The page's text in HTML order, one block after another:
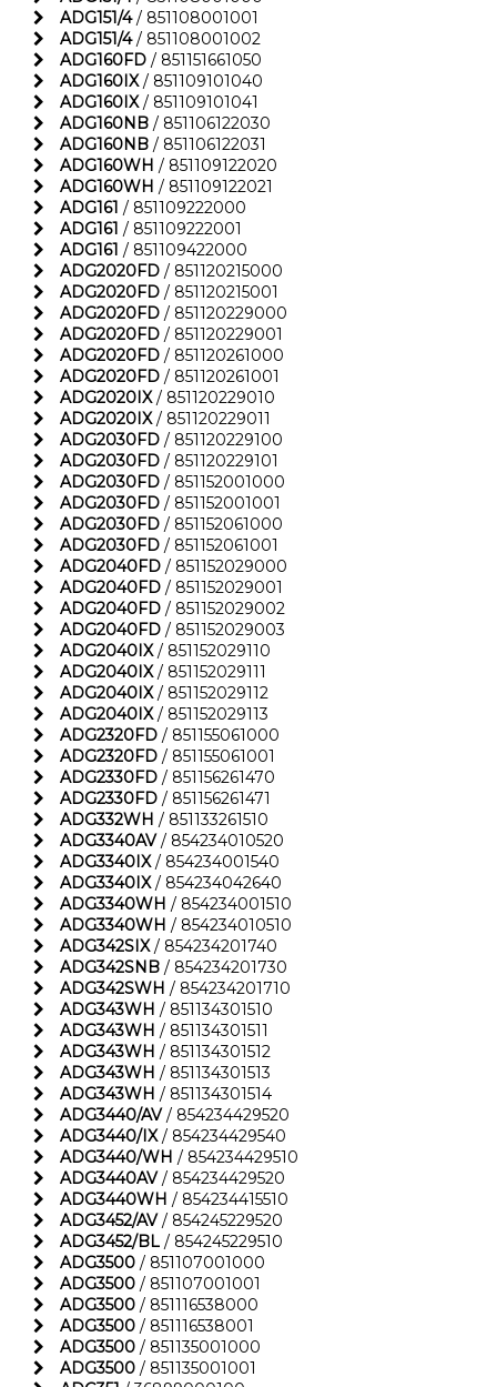
ADG151/4/ 851108001001
ADG151/4/ 851108001002
ADG160FD / 851151661050
ADG160IX/ 851109101040
ADG160IX/ 851109101041
ADG160NB / 851106122030
ADG160NB / 851106122031
ADG160WH / 851109122020
ADG160WH / 851109122021
ADG161 / 851109222000
ADG161 / 851109222001
ADG161 / 851109422000
ADG2020FD / 851120215000
ADG2020FD / 851120215001
ADG2020FD / 851120229000
ADG2020FD / 851120229001
ADG2020FD / 851120261000
ADG2020FD / 851120261001
ADG2020IX/ 851120229010
ADG2020IX/ 851120229011
ADG2030FD / 851120229100
ADG2030FD / 851120229101
ADG2030FD / 851152001000
ADG2030FD / 851152001001
ADG2030FD / 851152061000
ADG2030FD / 851152061001
ADG2040FD / 851152029000
ADG2040FD / 851152029001
ADG2040FD / 851152029002
ADG2040FD / 851152029003
ADG2040IX/ 851152029110
ADG2040IX/ 851152029111
ADG2040IX/ 851152029112
ADG2040IX/ 851152029113
ADG2320FD / 851155061000
ADG2320FD / 851155061001
ADG2330FD / 851156261470
ADG2330FD / 851156261471
ADG332WH / 851133261510
ADG3340AV/ 854234010520
ADG3340IX/ 854234001540
ADG3340IX/ 854234042640
ADG3340WH / 854234001510
ADG3340WH / 854234010510
ADG342SIX/ 854234201740
ADG342SNB / 854234201730
ADG342SWH / 854234201710
ADG343WH / 851134301510
ADG343WH / 851134301511
ADG343WH / 851134301512
ADG343WH / 851134301513
ADG343WH / 851134301514
ADG3440/AV/ 854234429520
ADG3440/IX/ 854234429540
ADG3440/WH / 854234429510
ADG3440AV/ 854234429520
ADG3440WH / 854234415510
ADG3452/AV/ 854245229520
ADG3452/BL / 854245229510
ADG3500 / 851107001000
ADG3500 / 851107001001
ADG3500 / 851116538000
ADG3500 / 851116538001
ADG3500 / 851135001000
ADG3500 / 851135001001